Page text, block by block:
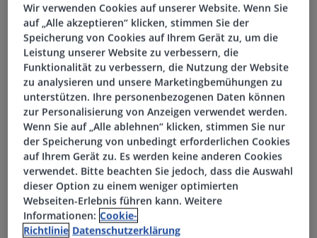
Prozessarchitektur unter Serienbedingungen
Verantworte Kapazitäts-, Qualitäts- und Kostenziele als
Senior Industrialisierungsmanager Produktion (m/w/d)
Steuere Risiko-, Reifegrad- und Lieferantenanalysen
sowie die Umsetzung geeigneter Maßnahmen
Koordiniere Linienerweiterungen und setze Effizienz-
sowie Nachhaltigkeitsmaßnahmen um
Ihr Profil
Abgeschlossenes Studium im Bereich
Ingenieurwissenschaften, Maschinenbau oder
vergleichbar Qualifikation
Wir verwenden Cookies auf unserer Website. Wenn Sie
auf „Alle akzeptieren“ klicken, stimmen Sie der
Speicherung von Cookies auf Ihrem Gerät zu, um die
Leistung unserer Website zu verbessern, die
Funktionalität zu verbessern, die Nutzung der Website
zu analysieren und unsere Marketingbemühungen zu
unterstützen. Ihre personenbezogenen Daten können
zur Personalisierung von Anzeigen verwendet werden.
Wenn Sie auf „Alle ablehnen“ klicken, stimmen Sie nur
der Speicherung von unbedingt erforderlichen Cookies
auf Ihrem Gerät zu. Es werden keine anderen Cookies
verwendet. Bitte beachten Sie jedoch, dass die Auswahl
dieser Option zu einem weniger optimierten
Webseiten-Erlebnis führen kann. Weitere
Informationen: Cookie-
Richtlinie Datenschutzerklärung